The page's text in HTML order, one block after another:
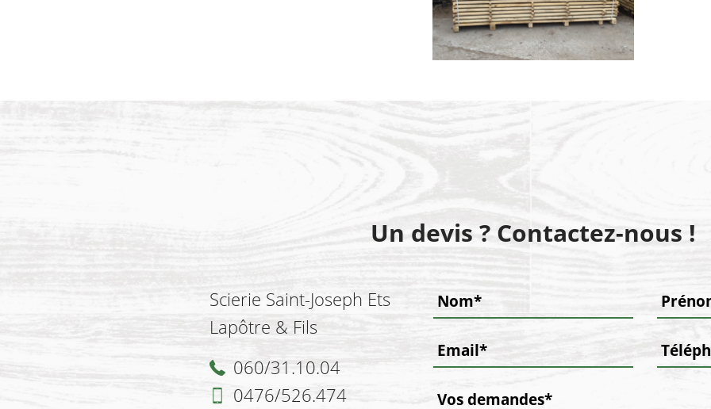
Un devis ? Contactez-nous !
Scierie Saint-Joseph Ets
Lapôtre & Fils
060/31.10.04
0476/526.474